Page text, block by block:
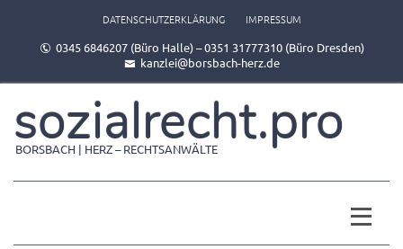
DATENSCHUTZERKLÄRUNG IMPRESSUM
0345 6846207 (Büro Halle) – 0351 31777310 (Büro Dresden)
kanzlei@borsbach-herz.de
sozialrecht.pro
BORSBACH | HERZ – RECHTSANWÄLTE